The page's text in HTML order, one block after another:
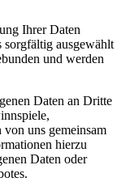
Ihrer Daten
sorgfältig ausgewählt
und werden
Daten an Dritte
von uns gemeinsam
hierzu
Daten oder